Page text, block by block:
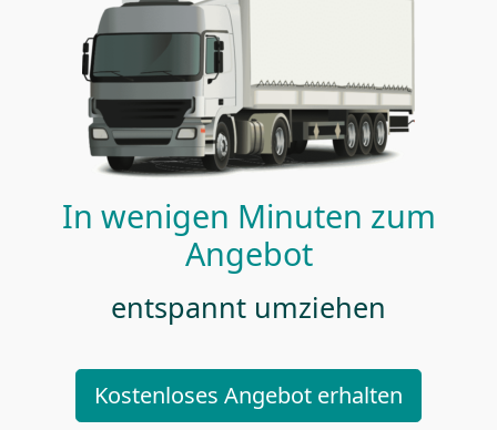
In wenigen Minuten zum
Angebot
entspannt umziehen
Kostenloses Angebot erhalten